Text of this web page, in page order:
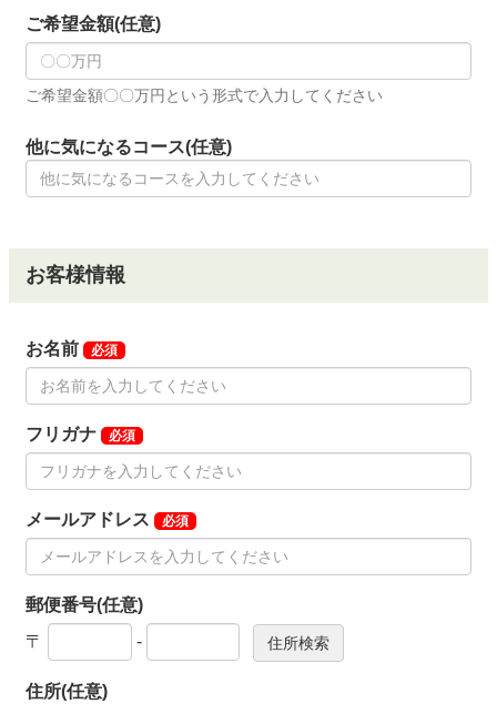
ご希望金額(任意)
ご希望金額〇〇万円という形式で入力してください
他に気になるコース(任意)
お客様情報
お名前 必須
フリガナ 必須
メールアドレス 必須
郵便番号(任意)
〒
-
住所(任意)